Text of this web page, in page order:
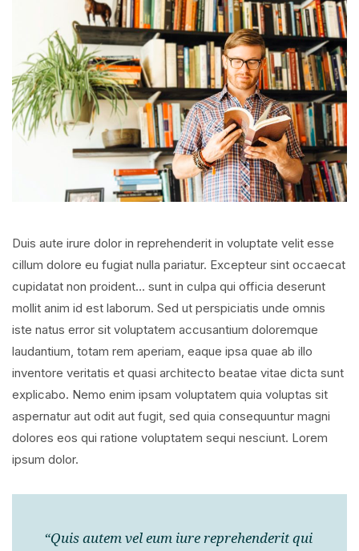
Duis aute irure dolor in reprehenderit in voluptate velit esse
cillum dolore eu fugiat nulla pariatur. Excepteur sint occaecat
cupidatat non proident… sunt in culpa qui officia deserunt
mollit anim id est laborum. Sed ut perspiciatis unde omnis
iste natus error sit voluptatem accusantium doloremque
laudantium, totam rem aperiam, eaque ipsa quae ab illo
inventore veritatis et quasi architecto beatae vitae dicta sunt
explicabo. Nemo enim ipsam voluptatem quia voluptas sit
aspernatur aut odit aut fugit, sed quia consequuntur magni
dolores eos qui ratione voluptatem sequi nesciunt. Lorem
ipsum dolor.
“Quis autem vel eum iure reprehenderit qui